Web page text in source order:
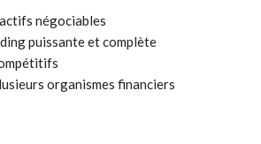
négociables
puissante et complète
organismes financiers